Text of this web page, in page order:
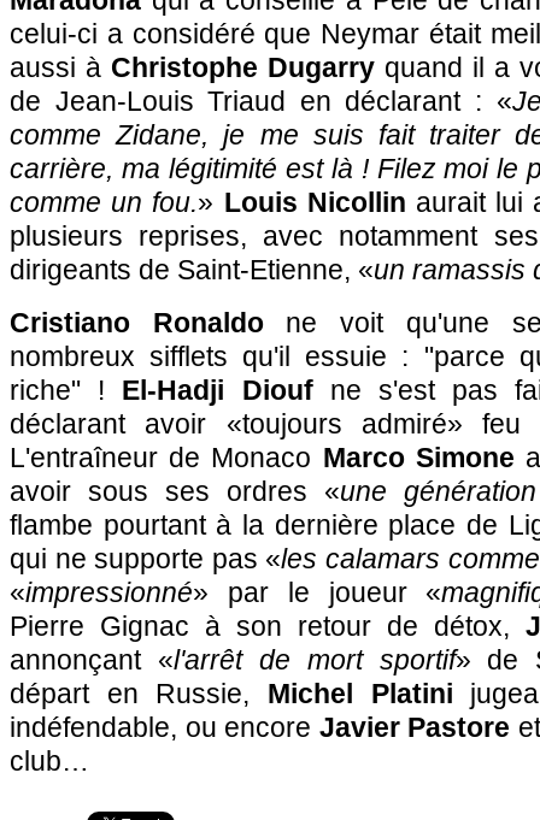
celui-ci a considéré que Neymar était
aussi à Christophe Dugarry quand il a
de Jean-Louis Triaud en déclarant : «
comme Zidane, je me suis fait traiter
carrière, ma légitimité est là ! Filez moi le
comme un fou.» Louis Nicollin aurait lui
plusieurs reprises, avec notamment
dirigeants de Saint-Etienne, «un ramassis
Cristiano Ronaldo ne voit qu'une
nombreux sifflets qu'il essuie : "parce
riche" ! El-Hadji Dioufne s'est pas
déclarant avoir «toujours admiré» feu
L'entraîneur de Monaco Marco Simone
avoir sous ses ordres «une
flambe pourtant à la dernière place de
qui ne supporte pas «les calamars
«impressionné» par le joueur «
Pierre Gignac à son retour de détox,
annonçant «l'arrêt de mort sportif» de
départ en Russie, Michel Platini
indéfendable, ou encore Javier Pastore
club…